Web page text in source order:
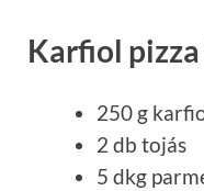
Karfiol
250 g
2 db tojás
5 dkg